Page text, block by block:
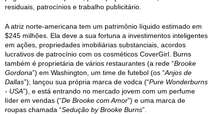
residuais, patrocínios e trabalho publicitário.
A atriz norte-americana tem um patrimônio líquido estimado em
$245 milhões. Ela deve a sua fortuna a investimentos inteligentes
em ações, propriedades imobiliárias substanciais, acordos
lucrativos de patrocínio com os cosméticos CoverGirl. Burns
também é proprietária de vários restaurantes (a rede “Brooke
Gordona”) em Washington, um time de futebol (os “Anjos de
Dallas”); lançou sua própria marca de vodca (“Pure Wonderburns
- USA”), e está entrando no mercado jovem com um perfume
líder em vendas (“De Brooke com Amor”) e uma marca de
roupas chamada “Sedução by Brooke Burns”.